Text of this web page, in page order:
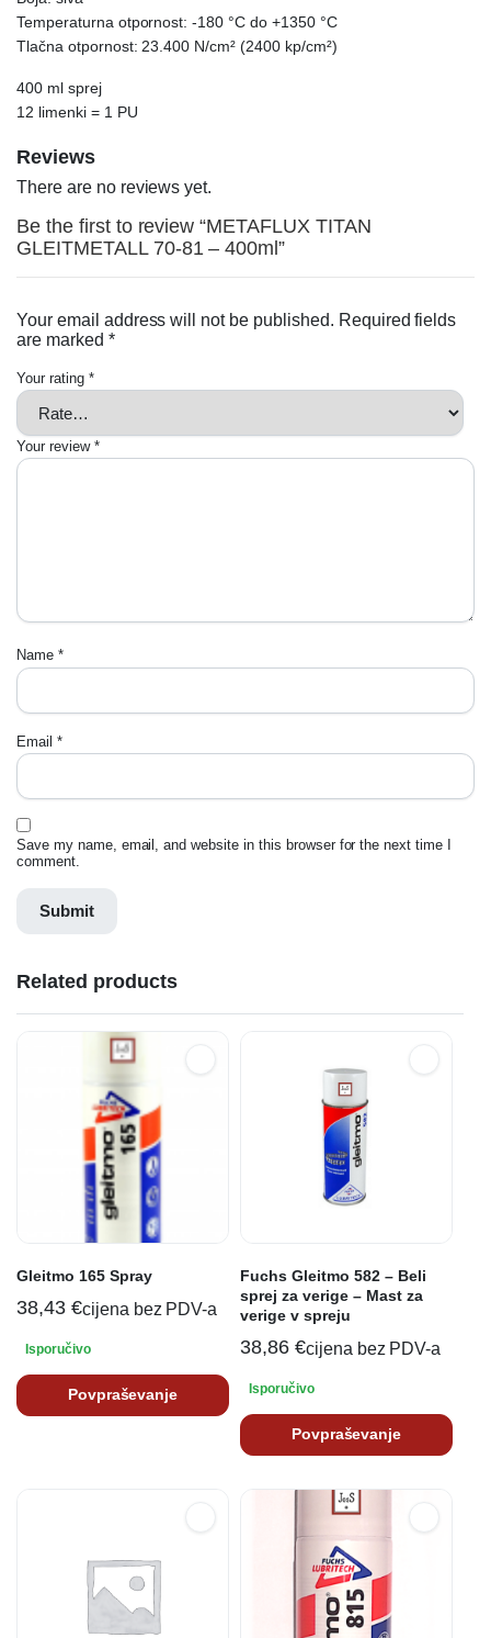
Temperaturna otpornost: -180 °C do +1350 °C
Tlačna otpornost: 23.400 N/cm² (2400 kp/cm²)
400 ml sprej
12 limenki = 1 PU
Reviews
There are no reviews yet.
Be the first to review “METAFLUX TITAN
GLEITMETALL 70-81 – 400ml”
Your email address will not be published. Required fields
are marked *
Your rating *
Your review *
Name *
Email *
Save my name, email, and website in this browser for the next time I
comment.
Related products
Gleitmo 165 Spray
38,43 €cijena bez PDV-a
Isporučivo
Povpraševanje
Fuchs Gleitmo 582 – Beli
sprej za verige – Mast za
verige v spreju
38,86 €cijena bez PDV-a
Isporučivo
Povpraševanje